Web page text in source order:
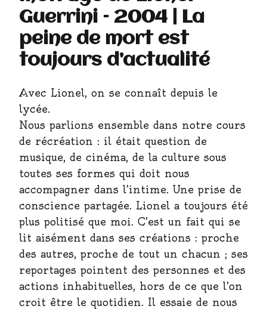
Guerrini – 2004 | La
peine de mort est
toujours d’actualité
Avec Lionel, on se connaît depuis le
lycée.
Nous parlions ensemble dans notre cours
de récréation : il était question de
musique, de cinéma, de la culture sous
toutes ses formes qui doit nous
accompagner dans l’intime. Une prise de
conscience partagée. Lionel a toujours été
plus politisé que moi. C’est un fait qui se
lit aisément dans ses créations : proche
des autres, proche de tout un chacun ; ses
reportages pointent des personnes et des
actions inhabituelles, hors de ce que l’on
croit être le quotidien. Il essaie de nous